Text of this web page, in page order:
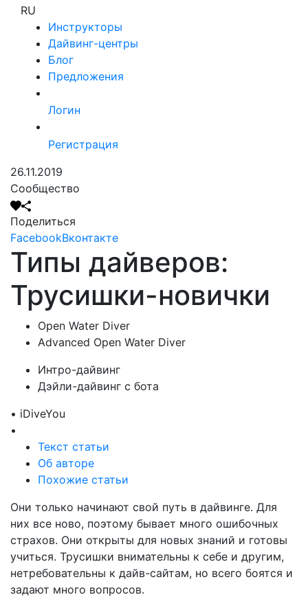
RU
Инструкторы
Дайвинг-центры
Блог
Предложения
Логин
Регистрация
26.11.2019
Сообщество
Поделиться
FacebookВконтакте
Типы дайверов:
Трусишки-новички
Open Water Diver
Advanced Open Water Diver
Интро-дайвинг
Дэйли-дайвинг с бота
• iDiveYou
•
Текст статьи
Об авторе
Похожие статьи
Они только начинают свой путь в дайвинге. Для
них все ново, поэтому бывает много ошибочных
страхов. Они открыты для новых знаний и готовы
учиться. Трусишки внимательны к себе и другим,
нетребовательны к дайв-сайтам, но всего боятся и
задают много вопросов.